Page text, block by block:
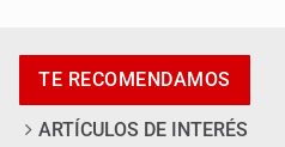
TE RECOMENDAMOS
ARTÍCULOS DE INTERÉS